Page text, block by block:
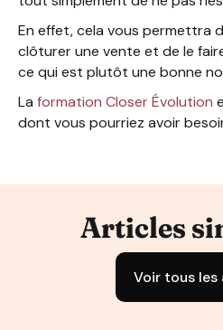
En effet, cela vous permettra
clôturer une vente et de le
ce qui est plutôt une bonne
La formation Closer Évolution
dont vous pourriez avoir
Articles
Voir tous les